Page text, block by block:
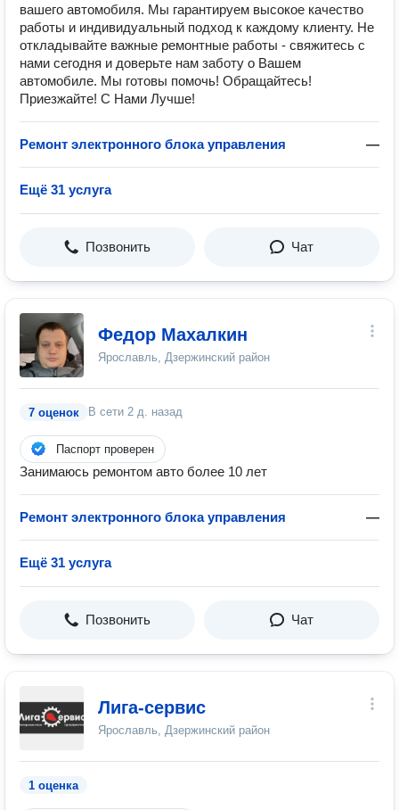
вашего автомобиля. Мы гарантируем высокое качество
работы и индивидуальный подход к каждому клиенту. Не
откладывайте важные ремонтные работы - свяжитесь с
нами сегодня и доверьте нам заботу о Вашем
автомобиле. Мы готовы помочь! Обращайтесь!
Приезжайте! C Нами Лучше!
Ремонт электронного блока управления —
Ещё 31 услуга
Позвонить Чат
Федор Махалкин
Ярославль, Дзержинский район
7 оценок В сети 2 д. назад
Паспорт проверен
Занимаюсь ремонтом авто более 10 лет
Ремонт электронного блока управления —
Ещё 31 услуга
Позвонить Чат
Лига-сервис
Ярославль, Дзержинский район
1 оценка